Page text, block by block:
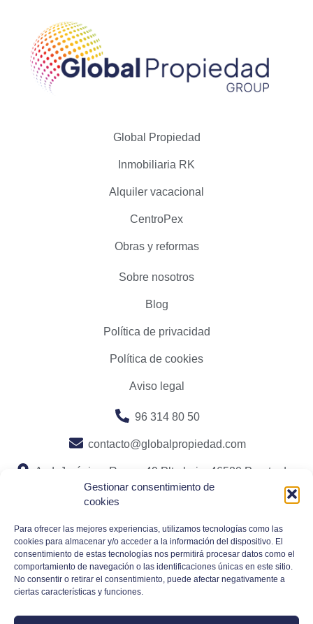
Gestionar consentimiento de
cookies
Para ofrecer las mejores experiencias, utilizamos tecnologías como las
cookies para almacenar y/o acceder a la información del dispositivo. El
consentimiento de estas tecnologías nos permitirá procesar datos como el
comportamiento de navegación o las identificaciones únicas en este sitio.
No consentir o retirar el consentimiento, puede afectar negativamente a
ciertas características y funciones.
Global Propiedad
Inmobiliaria RK
Alquiler vacacional
CentroPex
Obras y reformas
Sobre nosotros
Blog
Política de privacidad
Política de cookies
Aviso legal
96 314 80 50
contacto@globalpropiedad.com
Avd. Jerónimo Roure, 49 Plta baja. 46520 Puerto de
Sagunto, Valencia